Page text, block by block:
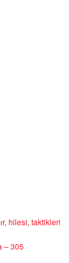
hilesi, taktikleri
– 305